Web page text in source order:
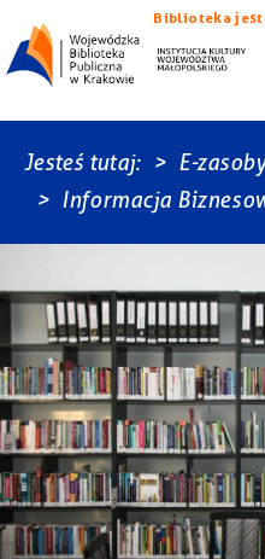
Biblioteka jest
Jesteś tutaj:
E-
Informacja